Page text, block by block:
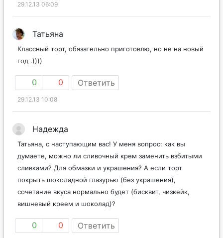
29.12.13 06:09
Татьяна
Классный торт, обязательно приготовлю, но не на новый
год .))))
0 0 Ответить
29.12.13 10:08
Надежда
Татьяна, с наступающим вас! У меня вопрос: как вы
думаете, можно ли сливочный крем заменить взбитыми
сливками? Для обмазки и украшения? А если торт
покрыть шоколадной глазурью (без украшения),
сочетание вкуса нормально будет (бисквит, чизкейк,
вишневый креем и шоколад)?
0 0 Ответить